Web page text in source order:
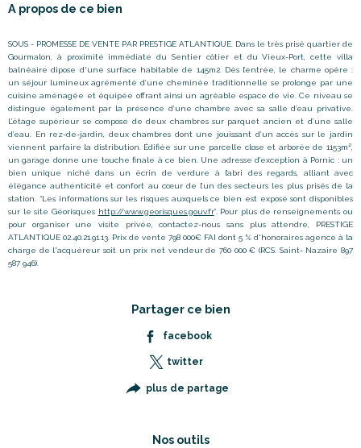
A propos de ce bien
SOUS - PROMESSE DE VENTE PAR PRESTIGE ATLANTIQUE. Dans le très prisé quartier de
Gourmalon, à proximité immédiate du Sentier côtier et du Vieux-Port, cette villa
balnéaire dipose d'une surface habitable de 145m2.
Dès l’entrée, le charme opère :
un séjour lumineux agrémenté d’une cheminée traditionnelle se prolonge par une
cuisine aménagée et équipée offrant ainsi un agréable espace de vie. Ce niveau se
distingue également par la présence d’une chambre avec sa salle d’eau privative.
L’étage supérieur se compose de deux chambres sur parquet ancien et d’une salle
d’eau. En rez-de-jardin, deux chambres dont une jouissant d’un accès sur le jardin
viennent parfaire la distribution. Édifiée sur une parcelle close et arborée de 1153m²,
un garage donne une touche finale à ce bien. Une adresse d’exception à Pornic : un
bien unique niché dans un écrin de verdure à l’abri des regards, alliant avec
élégance authenticité et confort au cœur de l’un des secteurs les plus prisés de la
station. “Les informations sur les risques auxquels ce bien est exposé sont disponibles
sur le site Géorisques http://www.georisques.gouv.fr”. Pour plus de renseignements ou
pour organiser une visite privée, contactez-nous sans plus attendre, PRESTIGE
ATLANTIQUE 02.40.21.91.13. Prix de vente 798 000€ FAI dont 5 % d'honoraires agence à la
charge de l'acquéreur soit un prix net vendeur de 760 000 € (RCS. Saint- Nazaire 897
587 946).
Partager ce bien
facebook
twitter
plus de partage
Nos outils